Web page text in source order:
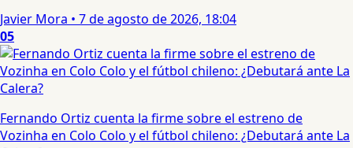
Javier Mora • 7 de agosto de 2026, 18:04
05
Fernando Ortiz cuenta la firme sobre el estreno de
Vozinha en Colo Colo y el fútbol chileno: ¿Debutará ante La